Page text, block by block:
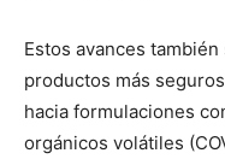
Estos avances
productos más
hacia formulaciones
orgánicos volátiles